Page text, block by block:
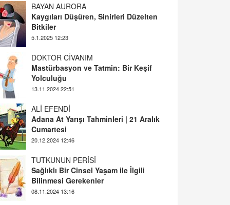
BAYAN AURORA
Kaygıları Düşüren, Sinirleri Düzelten
Bitkiler
5.1.2025 12:23
DOKTOR CİVANIM
Mastürbasyon ve Tatmin: Bir Keşif
Yolculuğu
13.11.2024 22:51
ALİ EFENDİ
Adana At Yarışı Tahminleri | 21 Aralık
Cumartesi
20.12.2024 12:46
TUTKUNUN PERİSİ
Sağlıklı Bir Cinsel Yaşam ile İlgili
Bilinmesi Gerekenler
08.11.2024 13:16